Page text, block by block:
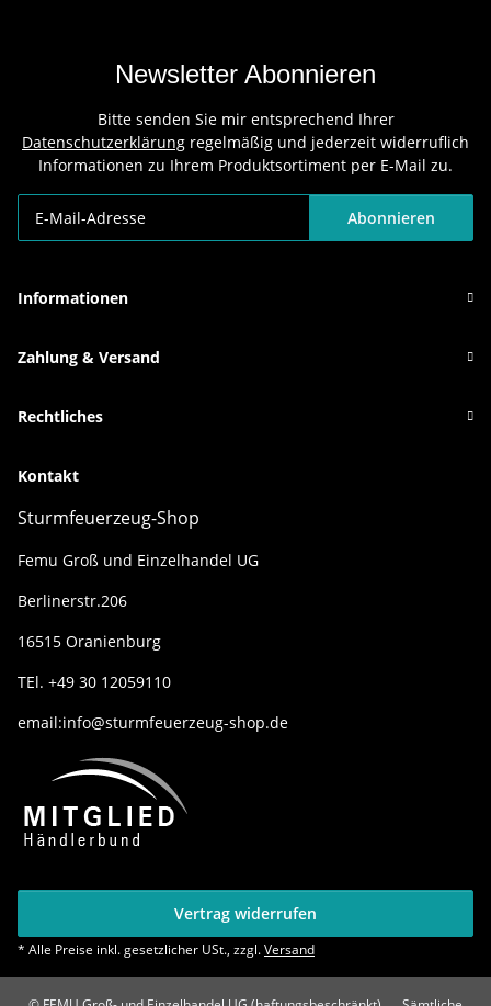
Newsletter Abonnieren
Bitte senden Sie mir entsprechend Ihrer
Datenschutzerklärung regelmäßig und jederzeit widerruflich
Informationen zu Ihrem Produktsortiment per E-Mail zu.
Abonnieren
Informationen
Zahlung & Versand
Rechtliches
Kontakt
Sturmfeuerzeug-Shop
Femu Groß und Einzelhandel UG
Berlinerstr.206
16515 Oranienburg
TEl. +49 30 12059110
email:info@sturmfeuerzeug-shop.de
Vertrag widerrufen
* Alle Preise inkl. gesetzlicher USt., zzgl.Versand